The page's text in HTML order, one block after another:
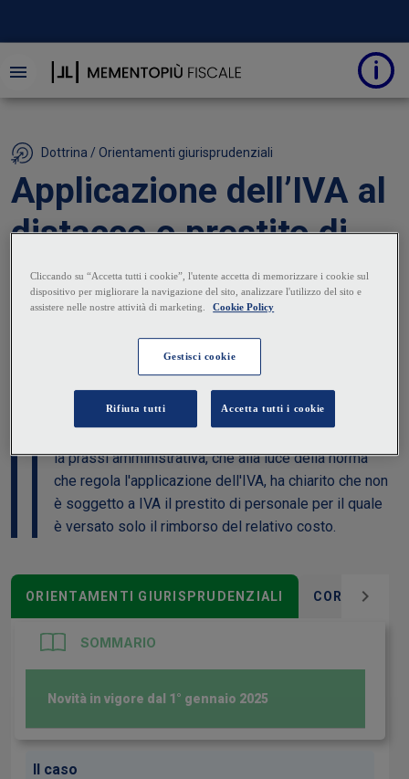
Dottrina / Orientamenti giurisprudenziali
Applicazione dell’IVA al
distacco o prestito di
personale
distacco di personale è una prestazione imponibile
a IVA anche se effettuata a fronte del mero rimborso
la prassi amministrativa, che alla luce della norma
che regola l'applicazione dell'IVA, ha chiarito che non
è soggetto a IVA il prestito di personale per il quale
è versato solo il rimborso del relativo costo.
ORIENTAMENTI GIURISPRUDENZIALI
SOMMARIO
Novità in vigore dal 1° gennaio 2025
Il caso